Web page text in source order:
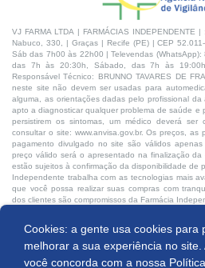
Produto indisponível
Cookies: a gente usa cookies para
melhorar a sua experiência no site.
você concorda com a nossa
VJ FARMA LTDA | FARMÁCIAS
Nabuco, 330, | Graças | Recife (PE) | CEP
Sáb das 7h00 às 22h00 | Televendas
das 7h às 20:30h, Sábado, das 7h às
Responsável Técnico: BRUNNO TAVARES DE
neste site não devem ser usadas para
alguma, as orientações dadas pelo profissional
apto a diagnosticar qualquer problema de saúde e
persistirem os sintomas, um médico deverá ser
consultar o site: www.anvisa.gov.br. Os preços,
pagamento divulgado no site são válidos
preço válido será o apresentado na finalização
estão sujeitos à confirmação da disponibilidade de
Independente trabalha com as tecnologias mais
que você possa realizar suas compras com
dos clientes são compromissos da Farmácia
Desenvolvido